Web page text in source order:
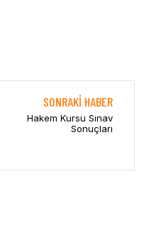
SONRAKI HABER
Hakem Kursu Sınav
Sonuçları